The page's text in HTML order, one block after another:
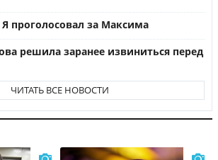
проголосовал за Максима
решила заранее извиниться перед
ЧИТАТЬ ВСЕ НОВОСТИ